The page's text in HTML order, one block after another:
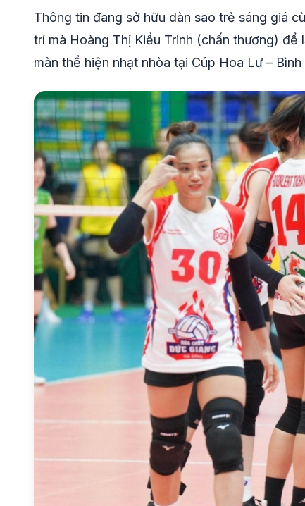
Thông tin đang sở hữu dàn sao trẻ sáng giá
trí mà Hoàng Thị Kiều Trinh (chấn thương)
màn thể hiện nhạt nhòa tại Cúp Hoa Lư –